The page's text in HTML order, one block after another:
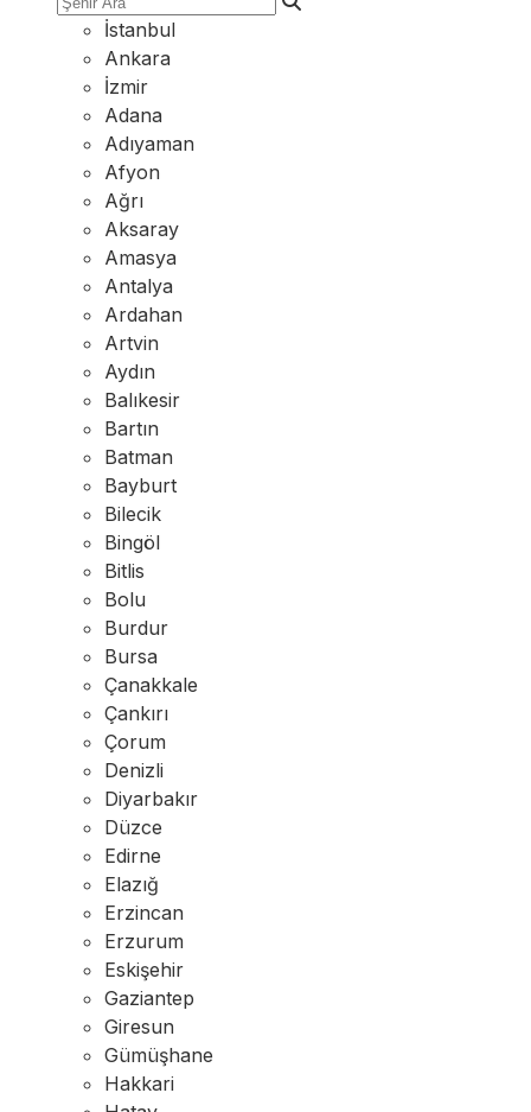
İstanbul
Ankara
İzmir
Adana
Adıyaman
Afyon
Ağrı
Aksaray
Amasya
Antalya
Ardahan
Artvin
Aydın
Balıkesir
Bartın
Batman
Bayburt
Bilecik
Bingöl
Bitlis
Bolu
Burdur
Bursa
Çanakkale
Çankırı
Çorum
Denizli
Diyarbakır
Düzce
Edirne
Elazığ
Erzincan
Erzurum
Eskişehir
Gaziantep
Giresun
Gümüşhane
Hakkari